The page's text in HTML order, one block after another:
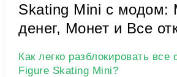
Skating Mini с модом:
денег, Монет и Все
Как легко разблокировать все
Figure Skating Mini?